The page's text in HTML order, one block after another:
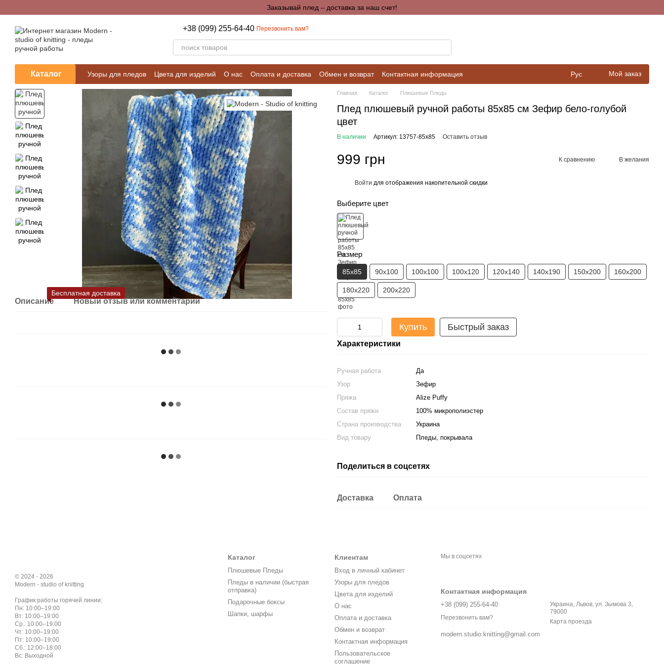
Заказывай плед – доставка за наш счет!
+38 (099) 255-64-40 Перезвонить вам?
Каталог Узоры для пледов Цвета для изделий О нас Оплата и доставка Обмен и возврат
Контактная информация
Пользовательское соглашение
Блог Калькуляторы для расчетов
Рус Мой заказ
Бесплатная доставка
Описание Новый отзыв или комментарий
Главная Каталог Плюшевые Пледы
Плед плюшевый ручной работы 85х85 см Зефир бело-голубой
цвет
В наличии Артикул: 13757-85х85 Оставить отзыв
999 грн К сравнению В желания
Войти для отображения накопительной скидки
Выберите цвет
Размер
85х85 90х100 100х100 100х120 120х140 140х190 150х200 160х200
180х220 200х220
Купить Быстрый заказ
Характеристики
Ручная работа
Да
Узор
Зефир
Пряжа
Alize Puffy
Состав пряжи
100% микрополиэстер
Страна производства
Украина
Вид товару
Пледы, покрывала
Поделиться в соцсетях
Доставка Оплата
© 2024 - 2026
Modern - studio of knitting
График работы горячей линии:
Пн: 10:00–19:00
Вт: 10:00–19:00
Ср.: 10:00–19:00
Чт: 10:00–19:00
Пт: 10:00–19:00
Сб.: 12:00–18:00
Вс: Выходной
Каталог
Плюшевые Пледы
Пледы в наличии (быстрая
отправка)
Подарочные боксы
Шапки, шарфы
Клиентам
Вход в личный кабинет
Узоры для пледов
Цвета для изделий
О нас
Оплата и доставка
Обмен и возврат
Контактная информация
Пользовательское
соглашение
Мы в соцсетях
Контактная информация
+38 (099) 255-64-40
Перезвонить вам?
modern.studio.knitting@gmail.com
Украина, Львов, ул. Зымова 3,
79000
Карта проезда